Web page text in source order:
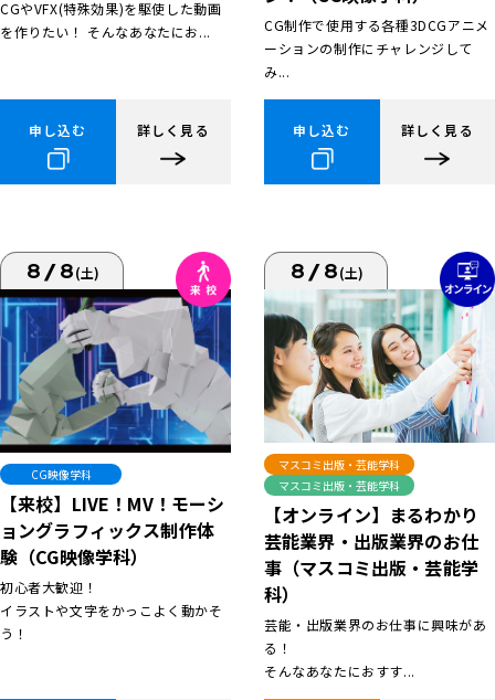
CGやVFX(特殊効果)を駆使した動画
を作りたい！ そんなあなたにお...
申し込む 詳しく見る
CG制作で使用する各種3DCGアニメ
ーションの制作にチャレンジして
み...
申し込む 詳しく見る
8/8(土)
CG映像学科
【来校】LIVE！MV！モーシ
ョングラフィックス制作体
験（CG映像学科）
初心者大歓迎！
イラストや文字をかっこよく動かそ
う！
8/8(土)
マスコミ出版・芸能学科
マスコミ出版・芸能学科
【オンライン】まるわかり
芸能業界・出版業界のお仕
事（マスコミ出版・芸能学
科）
芸能・出版業界のお仕事に興味があ
る！
そんなあなたにおすす...